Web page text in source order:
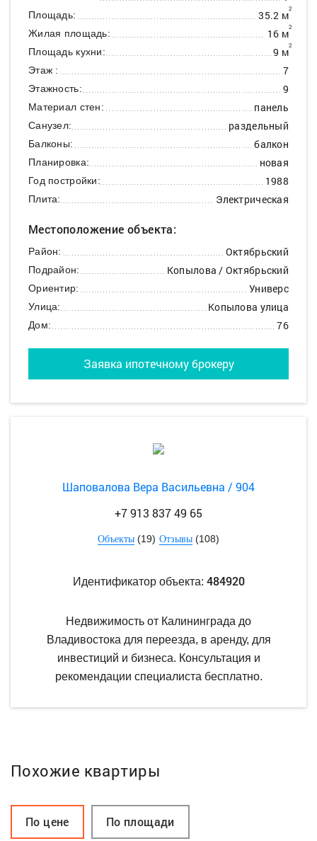
Площадь: 35.2 м2
Жилая площадь: 16 м2
Площадь кухни: 9 м2
Этаж : 7
Этажность: 9
Материал стен: панель
Санузел: раздельный
Балконы: балкон
Планировка: новая
Год постройки: 1988
Плита: Электрическая
Местоположение объекта:
Район: Октябрьский
Подрайон: Копылова / Октябрьский
Ориентир: Универс
Улица: Копылова улица
Дом: 76
Заявка ипотечному брокеру
Шаповалова Вера Васильевна / 904
+7 913 837 49 65
Объекты (19) Отзывы (108)
Идентификатор объекта: 484920
Недвижимость от Калининграда до
Владивостока для переезда, в аренду, для
инвестиций и бизнеса. Консультация и
рекомендации специалиста бесплатно.
Похожие квартиры
По цене По площади